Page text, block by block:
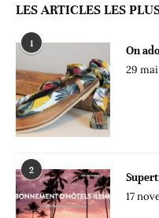
LES ARTICLES LES
1
On
29 mai
2
17